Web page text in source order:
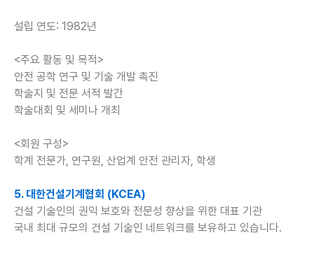
설립 연도: 1982년
<주요 활동 및 목적>
안전 공학 연구 및 기술 개발 촉진
학술지 및 전문 서적 발간
학술대회 및 세미나 개최
<회원 구성>
학계 전문가, 연구원, 산업계 안전 관리자, 학생
5. 대한건설기계협회 (KCEA)
건설 기술인의 권익 보호와 전문성 향상을 위한 대표 기관
국내 최대 규모의 건설 기술인 네트워크를 보유하고 있습니다.